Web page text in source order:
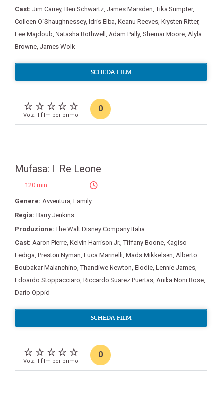
Cast: Jim Carrey, Ben Schwartz James Marsden ,Tika Sumpter,
Colleen O´Shaughnessey, Idris Elba Keanu Reeves Krysten Ritter,
Lee Majdoub Natasha Rothwell Adam Pally, Shemar Moore Alyla
Browne James Wolk
SCHEDA FILM
Vota il film per primo
0
Mufasa: Il Re Leone
120 min
Genere: Avventura Family
Regia: Barry Jenkins
Produzione:The Walt Disney Company Italia
Cast: Aaron Pierre Kelvin Harrison Jr. ,Tiffany Boone Kagiso
Lediga Preston Nyman Luca Marinelli Mads Mikkelsen Alberto
Boubakar Malanchino ,Thandiwe Newton Elodie Lennie James
Edoardo Stoppacciaro Riccardo Suarez Puertas Anika Noni Rose
Dario Oppid
SCHEDA FILM
Vota il film per primo
0